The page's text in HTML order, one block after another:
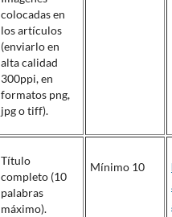
colocadas en
los artículos
(enviarlo en
alta calidad
300ppi, en
formatos png,
jpg o tiff).
Título
completo (10
palabras
máximo).
Mínimo 10